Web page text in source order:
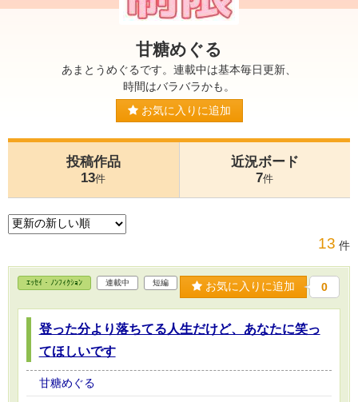
甘糖めぐる
あまとうめぐるです。連載中は基本毎日更新、
時間はバラバラかも。
お気に入りに追加
投稿作品
13件
近況ボード
7件
13 件
ｴｯｾｲ・ﾉﾝﾌｨｸｼｮﾝ 連載中 短編 お気に入りに追加 0
登った分より落ちてる人生だけど、あなたに笑っ
てほしいです
甘糖めぐる